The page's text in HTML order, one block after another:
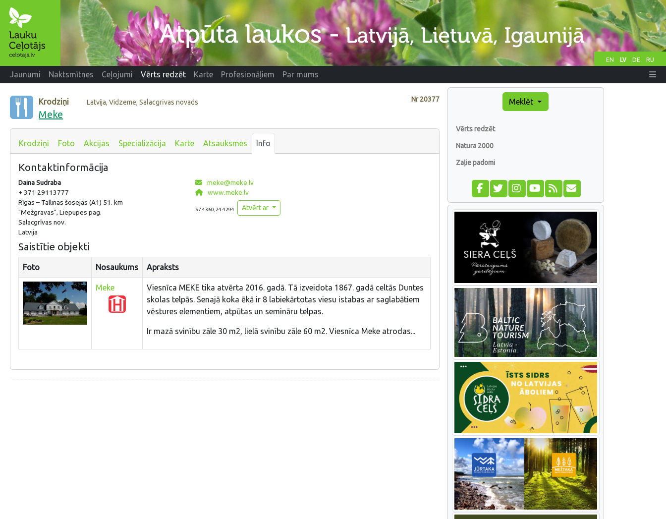
EN LV DE RU
Jaunumi Naktsmītnes Ceļojumi Vērts redzēt Karte Profesionāļiem Par mums
Nr20377
Krodziņi Latvija, Vidzeme, Salacgrīvas novads
Meke
Krodziņi Foto Akcijas Specializācija Karte Atsauksmes Info
Kontaktinformācija
Daina Sudraba
+ 371 29113777
Rīgas – Tallinas šosejas (A1) 51. km
"Mežgravas", Liepupes pag.
Salacgrīvas nov.
Latvija
meke@meke.lv
www.meke.lv
57.4360,24.4294 Atvērt ar
Saistītie objekti
Foto Nosaukums Apraksts
Meke
Viesnīca MEKE tika atvērta 2016. gadā. Tā izveidota 1867. gadā celtās Duntes
skolas telpās. Senajā koka ēkā ir 8 labiekārtotas viesu istabas ar saglabātiem
vēstures elementiem, atpūtas un semināru telpas.
Ir mazā svinību zāle 30 m2, lielā svinību zāle 60 m2. Viesnīca Meke atrodas...
Meklēt
Vērts redzēt
Natura 2000
Zaļie padomi